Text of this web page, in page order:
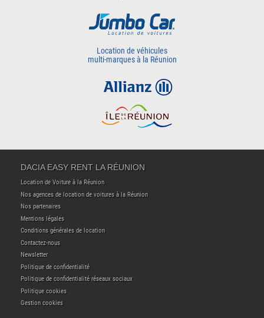
Location de véhicules
multi-marques à la Réunion
DACIA EASY RENT LA RÉUNION
Location de Voiture à la Réunion
Nos agences de location de voitures à la Réunion
Nos partenaires
Mentions légales
Conditions générales de location
Contactez-nous
Newsletter
Politique de confidentialité
Politique de confidentialité réseaux sociaux
Politique cookies
Gestion cookies